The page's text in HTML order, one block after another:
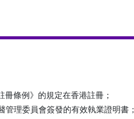
冊條例》的規定在香港註冊；
管理委員會簽發的有效執業證明書；